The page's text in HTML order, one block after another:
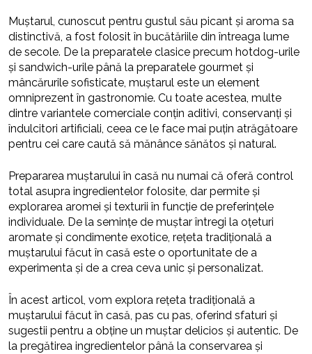
Muștarul, cunoscut pentru gustul său picant și aroma sa
distinctivă, a fost folosit în bucătăriile din întreaga lume
de secole. De la preparatele clasice precum hotdog-urile
și sandwich-urile până la preparatele gourmet și
mâncărurile sofisticate, muștarul este un element
omniprezent în gastronomie. Cu toate acestea, multe
dintre variantele comerciale conțin aditivi, conservanți și
îndulcitori artificiali, ceea ce le face mai puțin atrăgătoare
pentru cei care caută să mănânce sănătos și natural.
Prepararea muștarului în casă nu numai că oferă control
total asupra ingredientelor folosite, dar permite și
explorarea aromei și texturii în funcție de preferințele
individuale. De la semințe de muștar întregi la oțeturi
aromate și condimente exotice, rețeta tradițională a
muștarului făcut în casă este o oportunitate de a
experimenta și de a crea ceva unic și personalizat.
În acest articol, vom explora rețeta tradițională a
muștarului făcut în casă, pas cu pas, oferind sfaturi și
sugestii pentru a obține un muștar delicios și autentic. De
la pregătirea ingredientelor până la conservarea și